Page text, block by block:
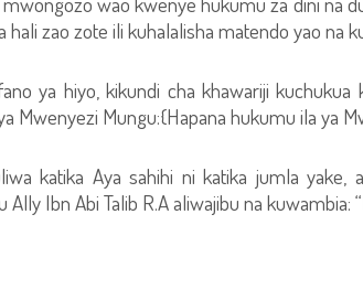
hali zao zote ili kuhalalisha matendo yao na
ya hiyo, kikundi cha khawariji
Mwenyezi Mungu:{Hapana hukumu ila ya
katika Aya sahihi ni katika jumla yake,
Ibn Abi Talib R.A aliwajibu na kuwambia: